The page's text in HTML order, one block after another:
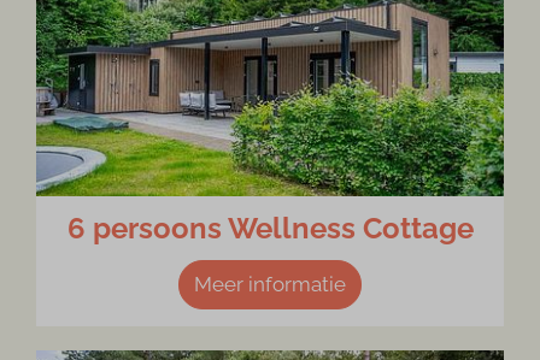
6 persoons Wellness Cottage
Meer informatie